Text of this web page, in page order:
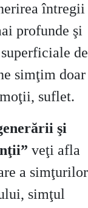
întregii
profunde şi
de
simţim doar
suflet.
şi
veţi afla
a simţurilor
simţul